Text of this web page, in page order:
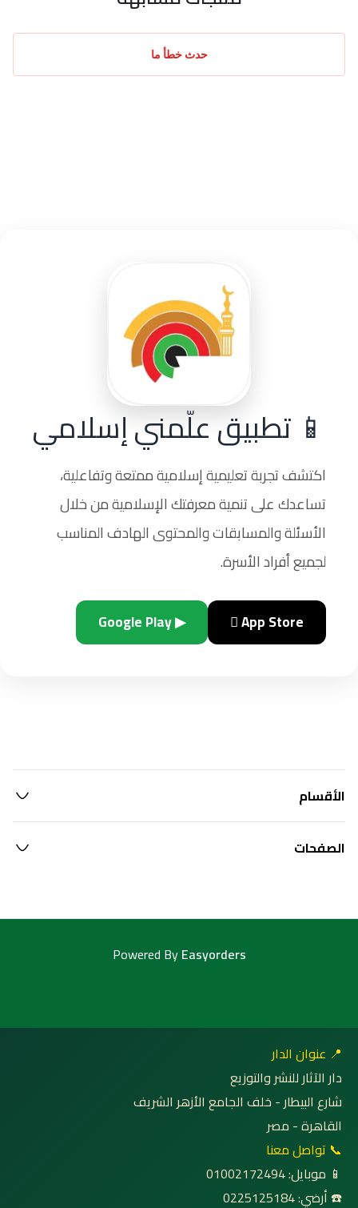
حدث خطأ ما
📱 تطبيق علّمني إسلامي
اكتشف تجربة تعليمية إسلامية ممتعة وتفاعلية،
تساعدك على تنمية معرفتك الإسلامية من خلال
الأسئلة والمسابقات والمحتوى الهادف المناسب
لجميع أفراد الأسرة.
 App Store
▶ Google Play
الأقسام
الصفحات
Powered ByEasyorders
📍 عنوان الدار
دار الآثار للنشر والتوزيع
شارع البيطار - خلف الجامع الأزهر الشريف
القاهرة - مصر
📞 تواصل معنا
📱 موبايل: 01002172494
☎️ أرضي: 0225125184